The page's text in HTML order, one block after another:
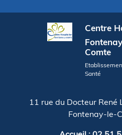
Centre
Comte
Santé
11 rue du Docteur
Fontenay-le-